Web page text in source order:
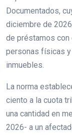
Documentados,
diciembre de
de préstamos con
personas físicas y
inmuebles.
La norma
ciento a la cuota
una cantidad en
2026- a un